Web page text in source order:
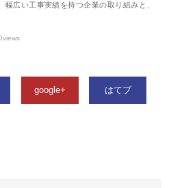
幅広い工事実績を持つ企業の取り組みと、
google+ はてブ